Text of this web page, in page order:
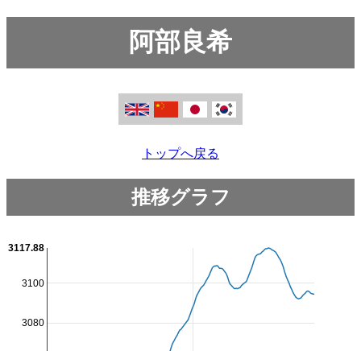
阿部良希
トップへ戻る
推移グラフ
3080
3100
3117.88